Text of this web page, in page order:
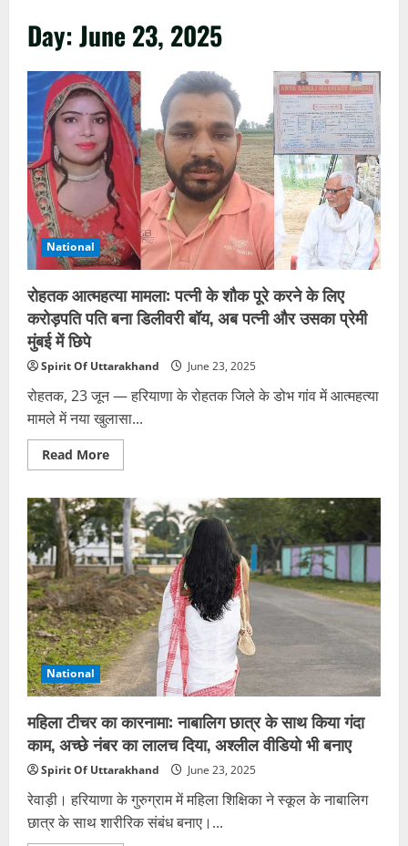
Day:June 23, 2025
National
रोहतक आत्महत्या मामला: पत्नी के शौक पूरे करने के लिए
करोड़पति पति बना डिलीवरी बॉय, अब पत्नी और उसका प्रेमी
मुंबई में छिपे
Spirit Of Uttarakhand June 23, 2025
रोहतक, 23 जून — हरियाणा के रोहतक जिले के डोभ गांव में आत्महत्या
मामले में नया खुलासा...
Read MoreRead
more
आत्महत्या
मामला:
पत्नी
के
शौक
पूरे
करने
के
लिए
करोड़पति
पति
बना
डिलीवरी
बॉय,
अब
पत्नी
उसका
मुंबई
छिपे
National
महिला टीचर का कारनामा: नाबालिग छात्र के साथ किया गंदा
काम, अच्छे नंबर का लालच दिया, अश्लील वीडियो भी बनाए
Spirit Of Uttarakhand June 23, 2025
रेवाड़ी। हरियाणा के गुरुग्राम में महिला शिक्षिका ने स्कूल के नाबालिग
छात्र के साथ शारीरिक संबंध बनाए।...